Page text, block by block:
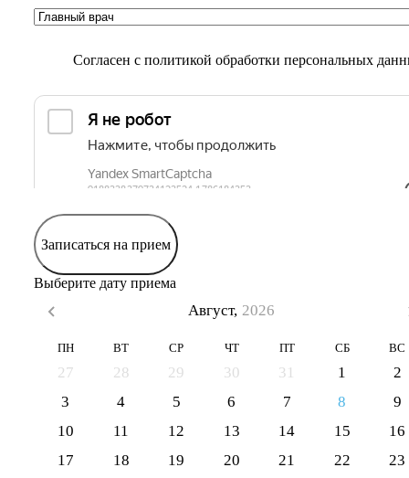
Согласен с политикой обработки персональных
Записаться на прием
Выберите дату приема
Август, 2026
ПН ВТ СР ЧТ ПТ СБ ВС
27 28 29 30 31 1
2
3
4 5 6 7 8
9
10
11 12 13 14 15
16
17
18 19 20 21 22
23